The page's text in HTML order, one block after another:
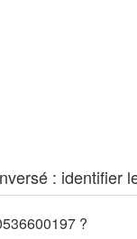
: identifier
?